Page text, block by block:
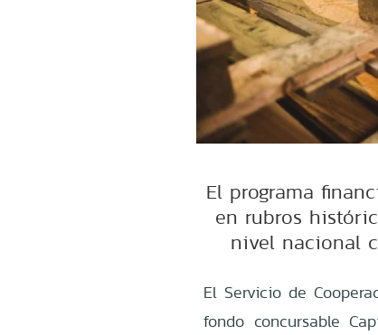
El programa
en rubros
nivel nacional
El Servicio de
fondo concursable